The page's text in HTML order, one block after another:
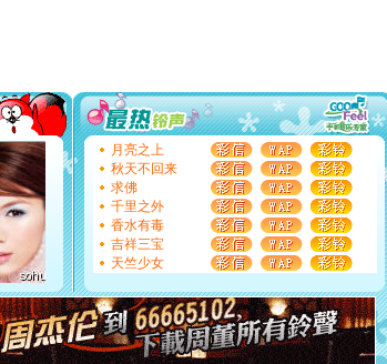
要平安！千万要知足！千万不要忘记我！
[圣诞节]不只这样的日子才会想起你,而是这样的日子才
能正大光明地骚扰你,告诉你,圣诞要快乐!新年要快乐!天天
都要快乐噢!
[圣诞节]
奉上一颗祝福的心,在这个特别的日子里,愿幸福,
如意,快乐,鲜花,一切美好的祝愿与你同在.圣诞快乐!
[元旦]
看到你我会触电；看不到你我要充电；没有你我会
断电。爱你是我职业，想你是我事业，抱你是我特长，吻
你是我专业！水晶之恋祝你新年快乐
[元旦] 如果上天让我许三个愿望，一是今生今世和你在一
起；二是再生再世和你在一起；三是三生三世和你不再分
离。水晶之恋祝你新年快乐
[元旦]当我狠下心扭头离去那一刻，你在我身后无助地哭
泣，这痛楚让我明白我多么爱你。我转身抱住你：这猪不
月亮之上
秋天不回来
求佛
千里之外
香水有毒
吉祥三宝
天竺少女